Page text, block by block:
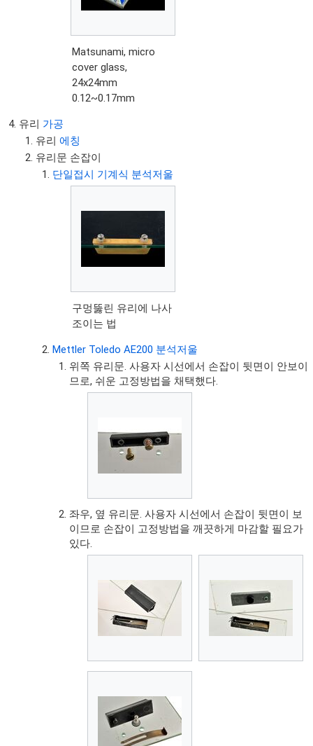
Matsunami, micro
cover glass,
24x24mm
0.12~0.17mm
유리 가공
유리에칭
유리문 손잡이
단일접시 기계식 분석저울
구멍뚫린 유리에 나사
조이는 법
Mettler Toledo AE200 분석저울
위쪽 유리문. 사용자 시선에서 손잡이 뒷면이 안보이
므로, 쉬운 고정방법을 채택했다.
좌우, 옆 유리문. 사용자 시선에서 손잡이 뒷면이 보
이므로 손잡이 고정방법을 깨끗하게 마감할 필요가
있다.